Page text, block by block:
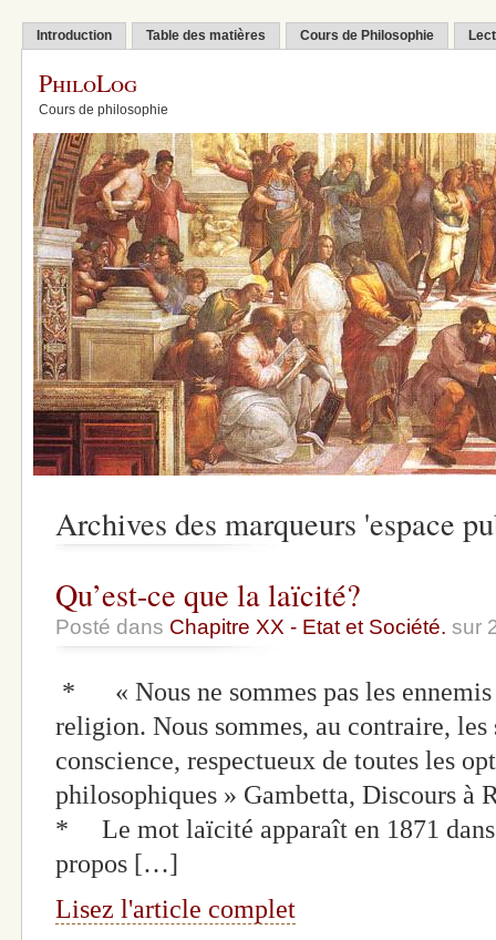
Introduction Table des matières Cours de Philosophie
PhiloLog
Cours de philosophie
Archives des marqueurs 'espace
Qu’est-ce que la laïcité?
Posté dans Chapitre XX - Etat et Société. sur
* « Nous ne sommes pas les ennemis
religion. Nous sommes, au contraire,
conscience, respectueux de toutes les
philosophiques » Gambetta, Discours à
* Le mot laïcité apparaît en 1871 dans
propos […]
Lisez l'article complet